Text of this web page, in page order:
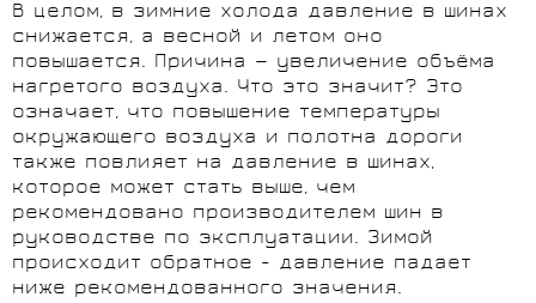
В целом, в зимние холода давление в шинах
снижается, а весной и летом оно
повышается. Причина — увеличение объёма
нагретого воздуха. Что это значит? Это
означает, что повышение температуры
окружающего воздуха и полотна дороги
также повлияет на давление в шинах,
которое может стать выше, чем
рекомендовано производителем шин в
руководстве по эксплуатации. Зимой
происходит обратное - давление падает
ниже рекомендованного значения.